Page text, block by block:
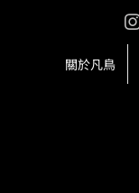
關於凡鳥